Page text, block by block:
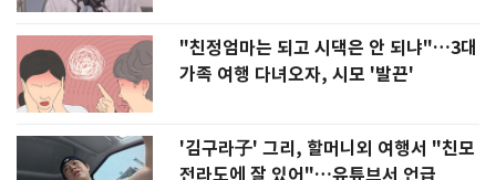
"친정엄마는 되고 시댁은 안 되냐"…3대
가족 여행 다녀오자, 시모 '발끈'
'김구라子' 그리, 할머니외 여행서 "친모
전라도에 잘 있어"…유튜브서 언급